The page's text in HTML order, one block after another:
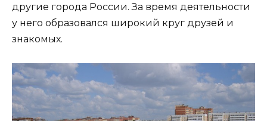
другие города России. За время деятельности
у него образовался широкий круг друзей и
знакомых.